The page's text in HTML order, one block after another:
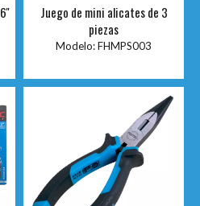
Juego de mini alicates de 3
piezas
Modelo:FHMPS003